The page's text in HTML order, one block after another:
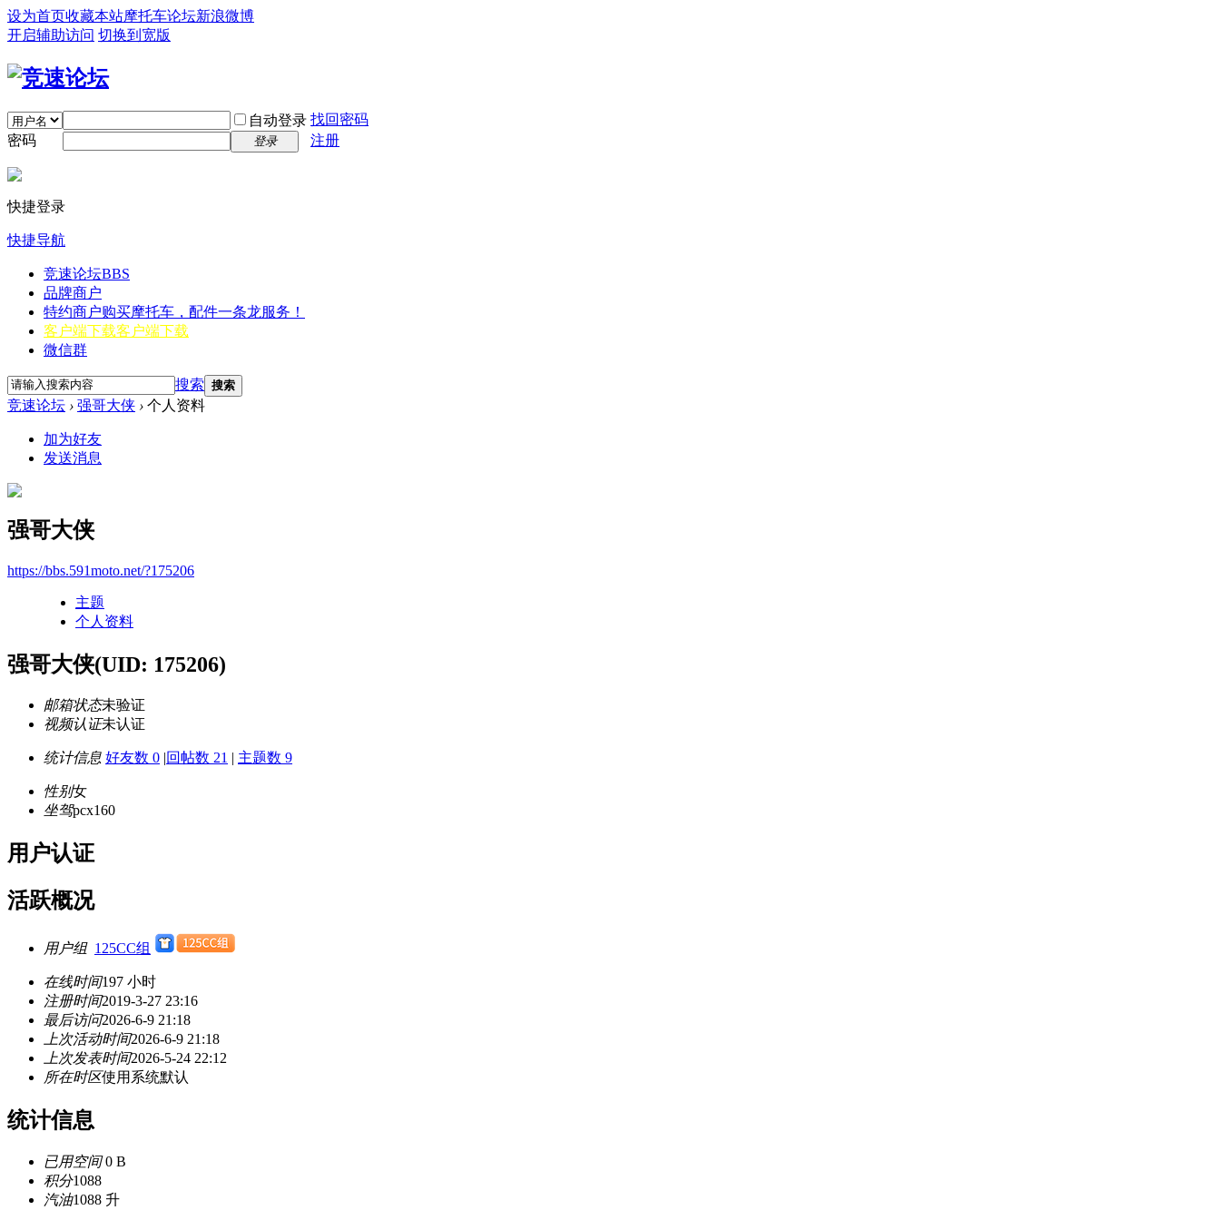
设为首页收藏本站摩托车论坛新浪微博
开启辅助访问 切换到宽版
自动登录 找回密码
密码
登录 注册
快捷登录
快捷导航
竞速论坛BBS
品牌商户
特约商户购买摩托车，配件一条龙服务！
客户端下载客户端下载
微信群
搜索 搜索
竞速论坛 › 强哥大侠 › 个人资料
加为好友
发送消息
强哥大侠
https://bbs.591moto.net/?175206
主题
个人资料
强哥大侠(UID: 175206)
邮箱状态未验证
视频认证未认证
统计信息 好友数 0 |回帖数 21 | 主题数 9
性别女
坐驾pcx160
用户认证
活跃概况
用户组 125CC组
在线时间197 小时
注册时间2019-3-27 23:16
最后访问2026-6-9 21:18
上次活动时间2026-6-9 21:18
上次发表时间2026-5-24 22:12
所在时区使用系统默认
统计信息
已用空间0 B
积分1088
汽油1088 升